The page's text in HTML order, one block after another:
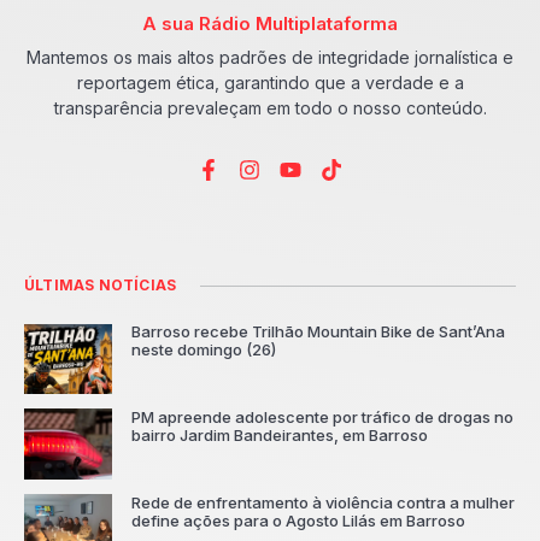
A sua Rádio Multiplataforma
Mantemos os mais altos padrões de integridade jornalística e
reportagem ética, garantindo que a verdade e a
transparência prevaleçam em todo o nosso conteúdo.
ÚLTIMAS NOTÍCIAS
Barroso recebe Trilhão Mountain Bike de Sant’Ana
neste domingo (26)
PM apreende adolescente por tráfico de drogas no
bairro Jardim Bandeirantes, em Barroso
Rede de enfrentamento à violência contra a mulher
define ações para o Agosto Lilás em Barroso